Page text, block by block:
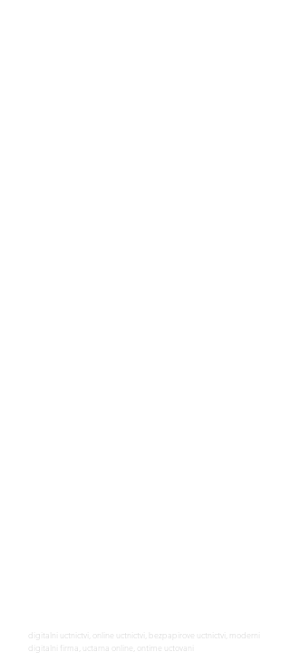
digitalni uctnictvi, online uctnictvi, bezpapirove uctnictvi, moderni
digitalni firma, uctarna online, ontime uctovani